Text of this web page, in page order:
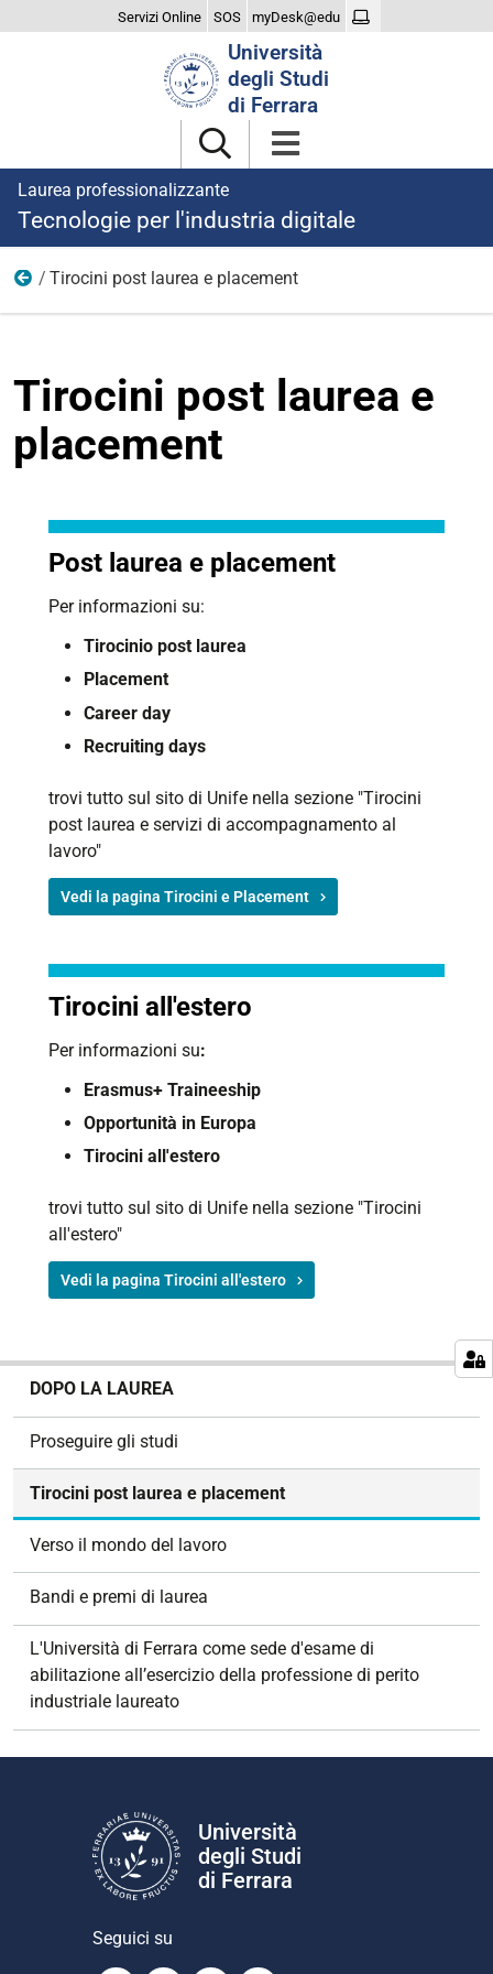
Servizi Online SOS myDesk@edu
Università
degli Studi
di Ferrara
Laurea professionalizzante
Tecnologie per l'industria digitale
Dopo la laurea
Tirocini post laurea e placement
Tirocini post laurea e
placement
Post laurea e placement
Per informazioni su:
Tirocinio post laurea
Placement
Career day
Recruiting days
trovi tutto sul sito di Unife nella sezione "Tirocini
post laurea e servizi di accompagnamento al
lavoro"
Vedi la pagina Tirocini e Placement
Tirocini all'estero
Per informazioni su:
Erasmus+ Traineeship
Opportunità in Europa
Tirocini all'estero
trovi tutto sul sito di Unife nella sezione "Tirocini
all'estero"
Vedi la pagina Tirocini all'estero
DOPO LA LAUREA
Proseguire gli studi
Tirocini post laurea e placement
Verso il mondo del lavoro
Bandi e premi di laurea
L'Università di Ferrara come sede d'esame di
abilitazione all’esercizio della professione di perito
industriale laureato
Università
degli Studi
di Ferrara
Seguici su